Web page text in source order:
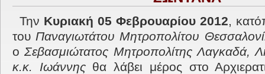
Την Κυριακή 05 Φεβρουαρίου 2012,
του Παναγιωτάτου Μητροπολίτου
οΣεβασμιώτατος Μητροπολίτης Λαγκαδά,
κ.κ. Ιωάννης θα λάβει μέρος στο